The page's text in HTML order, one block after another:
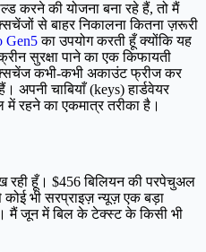
करने की योजना बना रहे हैं, तो मैं
से बाहर निकालना कितना ज़रूरी
Gen5का उपयोग करती हूँ क्योंकि यह
सुरक्षा पाने का एक किफायती
कभी-कभी अकाउंट फ्रीज कर
अपनी चाबियाँ (keys) हार्डवेयर
में रहने का एकमात्र तरीका है।
रही हूँ। $456 बिलियन की परपेचुअल
भी सरप्राइज़ न्यूज़ एक बड़ा
मैं जून में बिल के टेक्स्ट के किसी भी